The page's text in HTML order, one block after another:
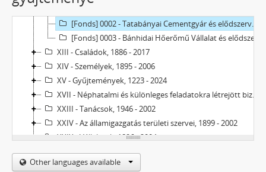
XI - Gazdasági szervek, 1912 - 1979
[Fonds] 0002 - Tatabányai Cementgyár és elődszervezeteinek helytörténeti gyűjteménye, 1912–1979
[Fonds] 0003 - Bánhidai Hőerőmű Vállalat és elődszervezeteinek helytörténeti gyűjteménye, 1929–1981
XIII - Családok, 1886 - 2017
XIV - Személyek, 1895 - 2006
XV - Gyűjtemények, 1223 - 2024
XVII - Néphatalmi és különleges feladatokra létrejött bizottságok, 1945 - 1949
XXIII - Tanácsok, 1946 - 2002
XXIV - Az államigazgatás területi szervei, 1899 - 2002
XXIX - Vállalatok, 1896 - 2004
XXXIII - Külön intézkedéssel levéltárba utalt iratok, 1895 - 2014
XXXVII - MJV önkormányzatok, 1990 - 2012
Other languages available